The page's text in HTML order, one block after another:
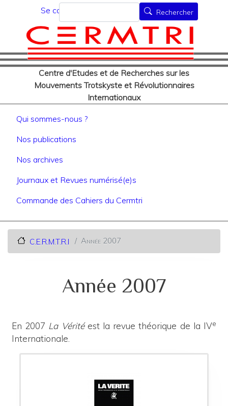
au
contenu
principal
Menu du compte de
Se connecter
Centre d'Etudes et de Recherches sur les
Mouvements Trotskyste et Révolutionnaires
Internationaux
Rechercher Rechercher
Navigation principale
Qui sommes-nous ?
Nos publications
Nos archives
Journaux et Revues numérisé(e)s
Commande des Cahiers du Cermtri
C.E.R.M.T.R.I Année 2007
Année 2007
En 2007 La Vérité est la revue théorique de la IVe
Internationale.